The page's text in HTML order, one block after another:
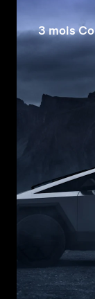
3 mois